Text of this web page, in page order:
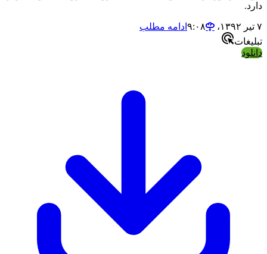
ادامه مطلب